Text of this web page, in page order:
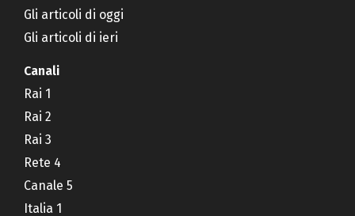
Gli articoli di oggi
Gli articoli di ieri
Canali
Rai 1
Rai 2
Rai 3
Rete 4
Canale 5
Italia 1